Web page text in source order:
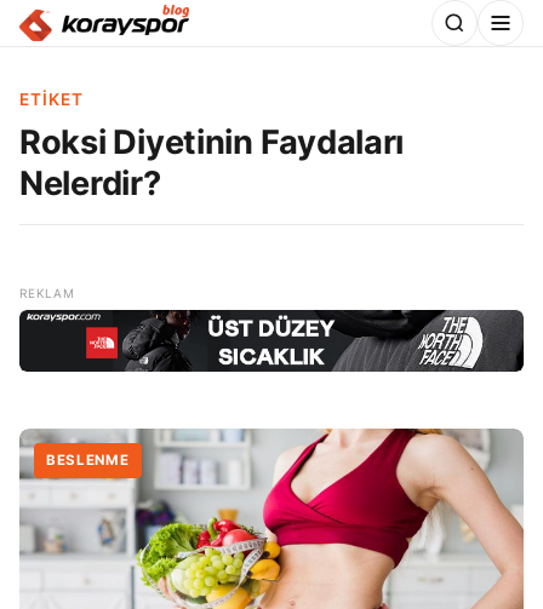
ETIKET
Roksi Diyetinin Faydaları
Nelerdir?
BESLENME